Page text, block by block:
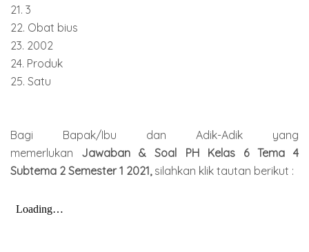
21. 3
22. Obat bius
23. 2002
24. Produk
25. Satu
Bagi Bapak/Ibu dan Adik-Adik yang
memerlukan Jawaban & Soal PH Kelas 6 Tema 4
Subtema 2 Semester 1 2021, silahkan klik tautan berikut :